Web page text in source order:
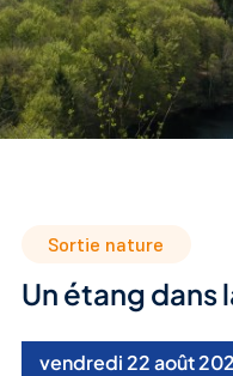
Sortie nature
Un étang dans
vendredi 22 août